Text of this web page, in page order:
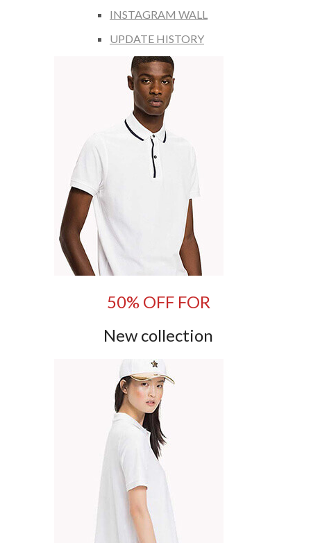
INSTAGRAM WALL
UPDATE HISTORY
50% OFF FOR
New collection